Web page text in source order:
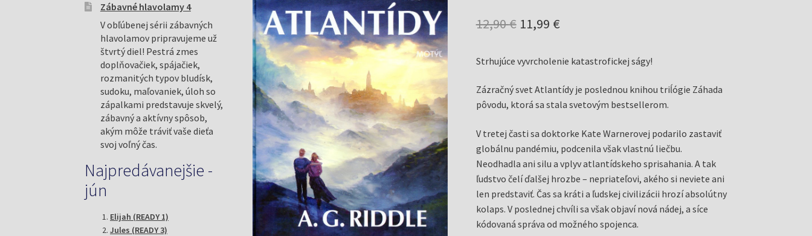
12,90€ Pôvodná
bola:
12,90 €.
11,99 €Aktuálna
je:
11,99 €.
Strhujúce vyvrcholenie katastrofickej ságy!
Zázračný svet Atlantídy je poslednou knihou triĺógie Záhada
pôvodu, ktorá sa stala svetovým bestsellerom.
V tretej časti sa doktorke Kate Warnerovej podarilo zastaviť
globálnu pandémiu, podcenila však vlastnú liečbu.
Neodhadla ani silu a vplyv atlantídskeho sprisahania. A tak
ľudstvo čelí ďalšej hrozbe – nepriateľovi, akého si neviete ani
len predstaviť. Čas sa kráti a ľudskej civilizácii hrozí absolútny
kolaps. V poslednej chvíli sa však objaví nová nádej, a síce
kódovaná správa od možného spojenca.
Zábavné hlavolamy 4
V obľúbenej sérii zábavných
hlavolamov pripravujeme už
štvrtý diel! Pestrá zmes
doplňovačiek, spájačiek,
rozmanitých typov bludísk,
sudoku, maľovaniek, úloh so
zápalkami predstavuje skvelý,
zábavný a aktívny spôsob,
akým môže tráviť vaše dieťa
svoj voľný čas.
Najpredávanejšie -
jún
Elijah (READY 1)
Jules (READY 3)